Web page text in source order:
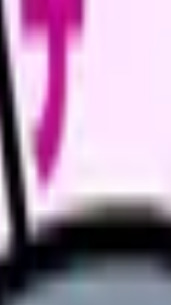
まで網羅.
件は公的機関・